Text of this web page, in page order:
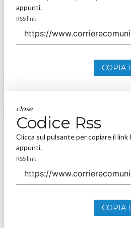
appunti.
RSS link
COPIA
close
Codice Rss
Clicca sul pulsante per copiare il link
appunti.
RSS link
COPIA